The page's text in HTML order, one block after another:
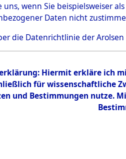
Einen Kommentar
uns, wenn Sie beispielsweiser
Daten nicht
die Datenrichtlinie der Arolsen
Hiermit erkläre ich
für wissenschaftliche
und Bestimmungen nutze.